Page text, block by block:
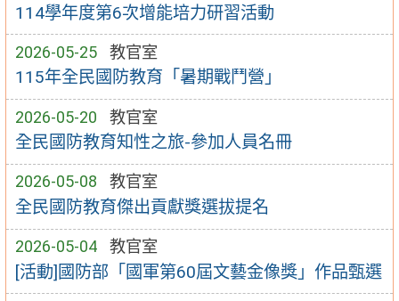
114學年度第6次增能培力研習活動
2026-05-25 教官室
115年全民國防教育「暑期戰鬥營」
2026-05-20 教官室
全民國防教育知性之旅-參加人員名冊
2026-05-08 教官室
全民國防教育傑出貢獻獎選拔提名
2026-05-04 教官室
[活動]國防部「國軍第60屆文藝金像獎」作品甄選